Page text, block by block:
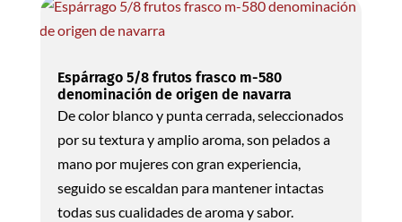
Espárrago 5/8 frutos frasco m-580
denominación de origen de navarra
De color blanco y punta cerrada, seleccionados
por su textura y amplio aroma, son pelados a
mano por mujeres con gran experiencia,
seguido se escaldan para mantener intactas
todas sus cualidades de aroma y sabor.